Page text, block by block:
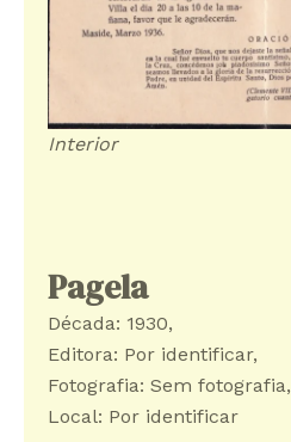
Interior
Pagela
Década: 1930,
Editora: Por identificar,
Fotografia: Sem fotografia,
Local: Por identificar